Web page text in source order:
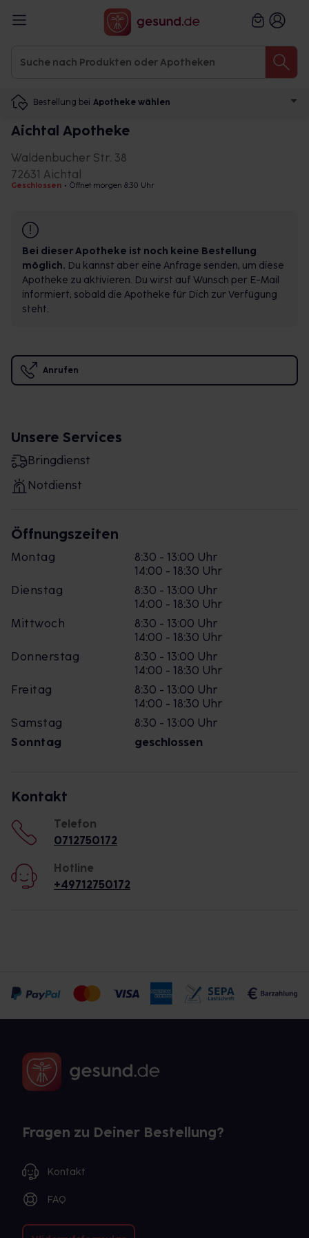
Bestellung bei Apotheke wählen
Aichtal Apotheke
Waldenbucher Str. 38
72631 Aichtal
Geschlossen • Öffnet morgen 8:30 Uhr
Bei dieser Apotheke ist noch keine Bestellung
möglich. Du kannst aber eine Anfrage senden, um diese
Apotheke zu aktivieren. Du wirst auf Wunsch per E-Mail
informiert, sobald die Apotheke für Dich zur Verfügung
steht.
Anrufen
Unsere Services
Bringdienst
Notdienst
Öffnungszeiten
Montag
8:30 - 13:00 Uhr
14:00 - 18:30 Uhr
Dienstag
8:30 - 13:00 Uhr
14:00 - 18:30 Uhr
Mittwoch
8:30 - 13:00 Uhr
14:00 - 18:30 Uhr
Donnerstag
8:30 - 13:00 Uhr
14:00 - 18:30 Uhr
Freitag
8:30 - 13:00 Uhr
14:00 - 18:30 Uhr
Samstag
8:30 - 13:00 Uhr
Sonntag
geschlossen
Kontakt
Telefon
0712750172
Hotline
+49712750172
Fragen zu Deiner Bestellung?
Kontakt
FAQ